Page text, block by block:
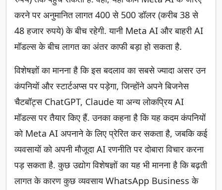
करने पर अनुमानित लागत 400 से 500 डॉलर (करीब 38 से
48 हजार रुपये) के बीच रहेगी. यानी Meta AI और बाहरी AI
मॉडल्स के बीच लागत का अंतर काफी बड़ा हो सकता है.
विशेषज्ञों का मानना है कि इस बदलाव का सबसे ज्यादा असर उन
कंपनियों और स्टार्टअप्स पर पड़ेगा, जिन्होंने अपने बिजनेस
चैटबॉट्स ChatGPT, Claude या अन्य लोकप्रिय AI
मॉडल्स पर तैयार किए हैं. उनका कहना है कि यह कदम कंपनियों
को Meta AI अपनाने के लिए प्रेरित कर सकता है, जबकि कई
व्यवसायों को अपनी मौजूदा AI रणनीति पर दोबारा विचार करना
पड़ सकता है. कुछ उद्योग विशेषज्ञों का यह भी मानना है कि बढ़ती
लागत के कारण कुछ व्यवसाय WhatsApp Business के